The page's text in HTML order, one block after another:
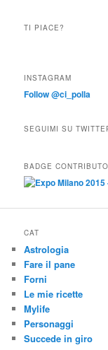
TI PIACE?
INSTAGRAM
Follow @ci_polla
SEGUIMI SU
BADGE
CAT
Astrologia
Fare il pane
Forni
Le mie ricette
Mylife
Personaggi
Succede in giro